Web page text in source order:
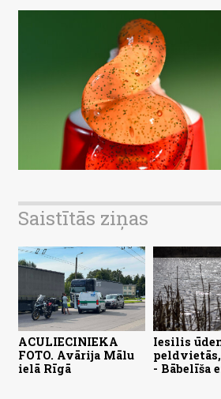
Saistītās ziņas
ACULIECINIEKA
FOTO. Avārija Mālu
ielā Rīgā
Iesilis
- Bābelīša